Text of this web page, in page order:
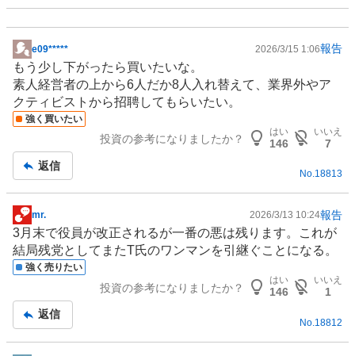
掲
示
板
記
事
e09***** 2026/3/15 1:06報告
もう少し下がったら買いたいな。
素人経営者の上から6人だか8人入れ替えて、業界外やア
クティビストから招聘してもらいたい。
強く買いたい
投資の参考になりましたか？
はい
146
いいえ
7
返信
No.18813
掲
示
板
記
mr. 2026/3/13 10:24報告
3月末で役員が改正されるが一番の悪は残ります。これが
結局残党としてまたT氏のワンマンを引継ぐことになる。
強く売りたい
投資の参考になりましたか？
はい
146
いいえ
1
返信
No. 18812